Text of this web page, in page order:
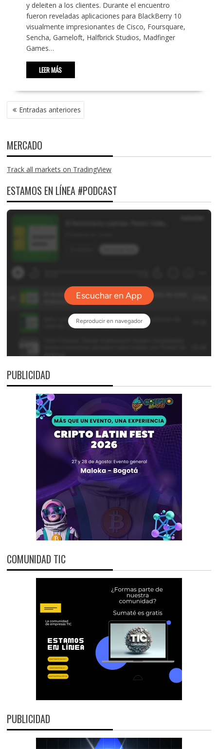
y deleiten a los clientes. Durante el encuentro
fueron reveladas aplicaciones para BlackBerry 10
visualmente impresionantes de Cisco, Foursquare,
Sencha, Gameloft, Halfbrick Studios, Madfinger
Games…
LEER MÁS
NAVEGACIÓN
DE Entradas anteriores
MERCADO
Track all markets on TradingView
ESTAMOS EN LÍNEA #PODCAST
PUBLICIDAD
COMUNIDAD TIC
PUBLICIDAD